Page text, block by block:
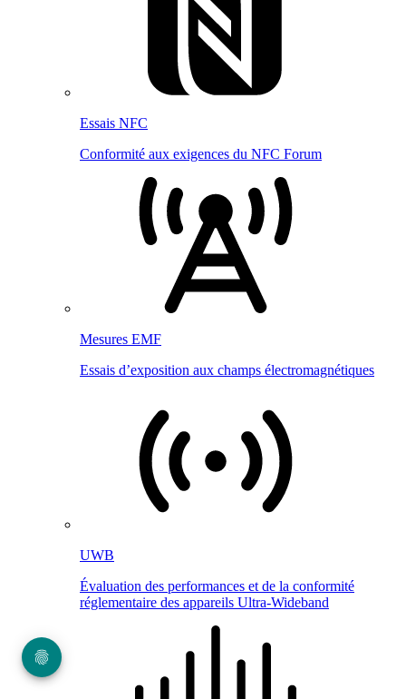
Essais NFC
Conformité aux exigences du NFC Forum
Mesures EMF
Essais d’exposition aux champs électromagnétiques
UWB
Évaluation des performances et de la conformité
réglementaire des appareils Ultra-Wideband